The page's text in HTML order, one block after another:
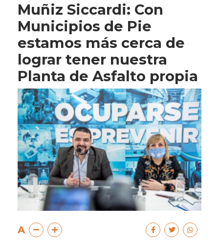
Muñiz Siccardi: Con
Municipios de Pie
estamos más cerca de
lograr tener nuestra
Planta de Asfalto propia
A